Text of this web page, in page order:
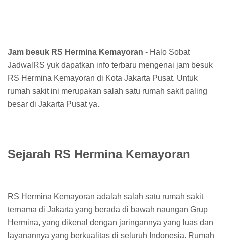
Jam besuk RS Hermina Kemayoran - Halo Sobat
JadwalRS yuk dapatkan info terbaru mengenai jam besuk
RS Hermina Kemayoran di Kota Jakarta Pusat. Untuk
rumah sakit ini merupakan salah satu rumah sakit paling
besar di Jakarta Pusat ya.
Sejarah RS Hermina Kemayoran
RS Hermina Kemayoran adalah salah satu rumah sakit
ternama di Jakarta yang berada di bawah naungan Grup
Hermina, yang dikenal dengan jaringannya yang luas dan
layanannya yang berkualitas di seluruh Indonesia. Rumah